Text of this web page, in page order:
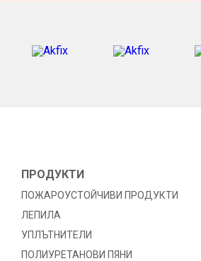
ПРОДУКТИ
ПОЖАРОУСТОЙЧИВИ ПРОДУКТИ
ЛЕПИЛА
УПЛЪТНИТЕЛИ
ПОЛИУРЕТАНОВИ ПЯНИ